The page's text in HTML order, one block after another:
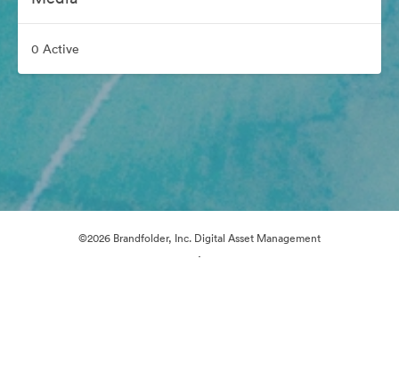
0 Active
©2026 Brandfolder, Inc. Digital Asset Management
·